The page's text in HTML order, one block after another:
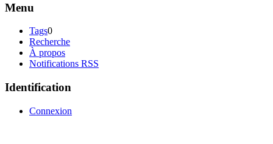
Menu
Tags0
Recherche
À propos
Notifications RSS
Identification
Connexion